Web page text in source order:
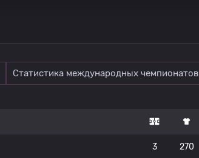
Статистика международных чемпионатов
3 270